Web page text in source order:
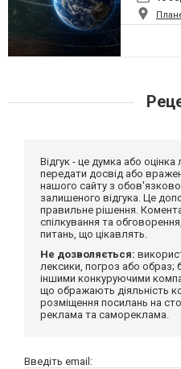
Відгук - це думка або
передати досвід або
нашого сайту з
залишеного відгука. Це
правильне рішення.
спілкування та
питань, що цікавлять.
Не дозволяється:
лексики, погроз або образ;
іншими конкуруючими
що ображають діяльність
розміщення посилань на
реклама та самореклама.
Введіть email: